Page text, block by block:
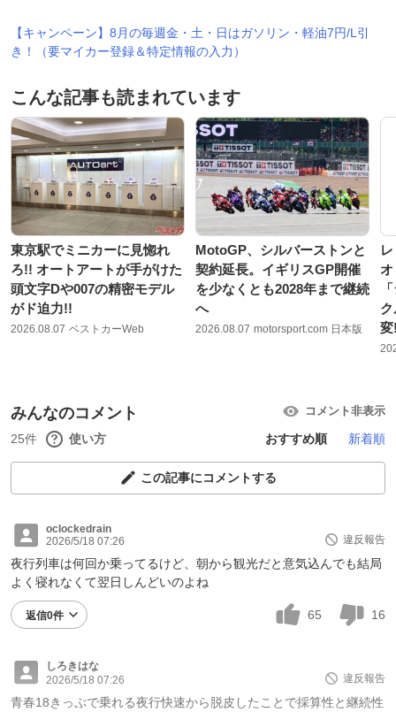
【キャンペーン】8月の毎週金・土・日はガソリン・軽油7円/L引
き！（要マイカー登録＆特定情報の入力）
こんな記事も読まれています
東京駅でミニカーに見惚れ
ろ!! オートアートが手がけた
頭文字Dや007の精密モデル
がド迫力!!
2026.08.07 ベストカーWeb
MotoGP、シルバーストンと
契約延長。イギリスGP開催
を少なくとも2028年まで継続
へ
2026.08.07 motorsport.com 日本版
みんなのコメント コメント非表示
25件 使い方 おすすめ順 新着順
この記事にコメントする
oclockedrain
2026/5/18 07:26
違反報告
夜行列車は何回か乗ってるけど、朝から観光だと意気込んでも結局
よく寝れなくて翌日しんどいのよね
返信0件 65 16
しろきはな
2026/5/18 07:26
違反報告
青春18きっぷで乗れる夜行快速から脱皮したことで採算性と継続性